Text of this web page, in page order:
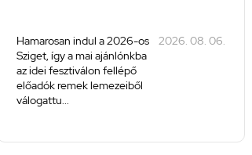
Hamarosan indul a 2026-os
Sziget, így a mai ajánlónkba
az idei fesztiválon fellépő
előadók remek lemezeiből
válogattu...
2026. 08. 06.